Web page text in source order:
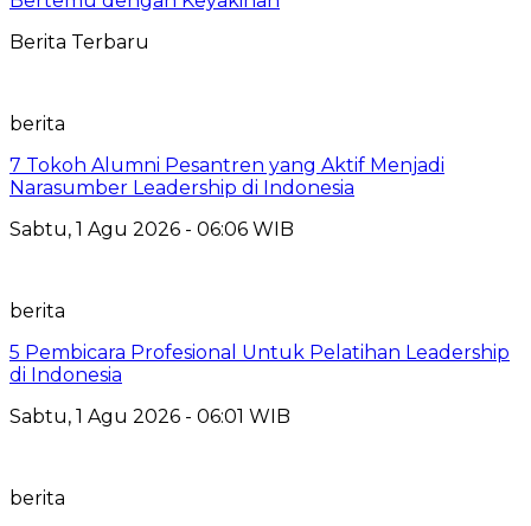
Berita Terbaru
berita
7 Tokoh Alumni Pesantren yang Aktif Menjadi
Narasumber Leadership di Indonesia
Sabtu, 1 Agu 2026 - 06:06 WIB
berita
5 Pembicara Profesional Untuk Pelatihan Leadership
di Indonesia
Sabtu, 1 Agu 2026 - 06:01 WIB
berita